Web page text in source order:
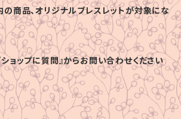
の商品、オリジナルブレスレットが対象にな
ョップに質問』からお問い合わせください